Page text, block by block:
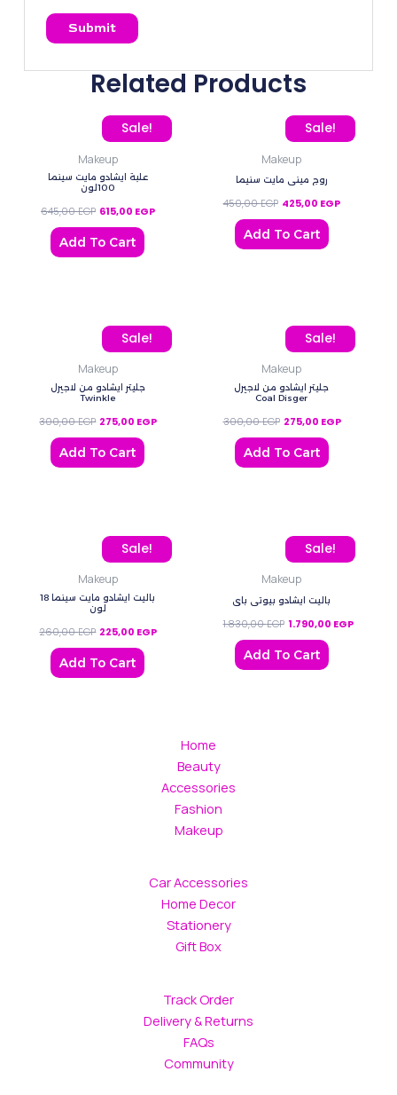
Related Products
Sale!
Makeup
علبة ايشادو مايت سينما
100لون
645,00EGP
Original price was: 645,00 EGP.
615,00 EGP
Current price is: 615,00 EGP.
Add To Cart
Sale!
Makeup
روج ميني مايت سنيما
450,00EGP
Original price was:
425,00 EGP
Current
Add To Cart
Sale!
Makeup
جليتر ايشادو من لاجيرل
Twinkle
300,00EGP
Original price was: 300,00 EGP.
275,00 EGP
Current price is: 275,00 EGP.
Add To Cart
Sale!
Makeup
جليتر ايشادو من لاجيرل
Coal Disger
300,00EGP
Original price was:
275,00 EGP
Current
Add To Cart
Sale!
Makeup
باليت ايشادو مايت سينما 18
لون
260,00EGP
Original price was: 260,00 EGP.
225,00 EGP
Current price is: 225,00 EGP.
Add To Cart
Sale!
Makeup
باليت ايشادو بيوتي باي
1.830,00EGP
Original price was:
1.790,00 EGP
Current
Add To Cart
Home
Beauty
Accessories
Fashion
Makeup
Car Accessories
Home Decor
Stationery
Gift Box
Track Order
Delivery & Returns
FAQs
Community